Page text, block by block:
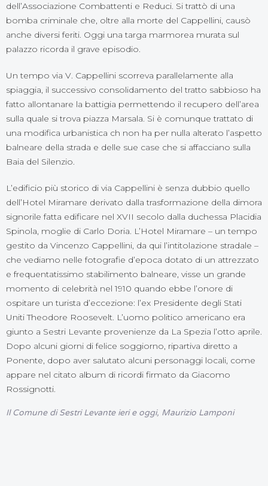
dell’Associazione Combattenti e Reduci. Si trattò di una
bomba criminale che, oltre alla morte del Cappellini, causò
anche diversi feriti. Oggi una targa marmorea murata sul
palazzo ricorda il grave episodio.
Un tempo via V. Cappellini scorreva parallelamente alla
spiaggia, il successivo consolidamento del tratto sabbioso ha
fatto allontanare la battigia permettendo il recupero dell’area
sulla quale si trova piazza Marsala. Si è comunque trattato di
una modifica urbanistica ch non ha per nulla alterato l’aspetto
balneare della strada e delle sue case che si affacciano sulla
Baia del Silenzio.
L’edificio più storico di via Cappellini è senza dubbio quello
dell’Hotel Miramare derivato dalla trasformazione della dimora
signorile fatta edificare nel XVII secolo dalla duchessa Placidia
Spinola, moglie di Carlo Doria. L’Hotel Miramare – un tempo
gestito da Vincenzo Cappellini, da qui l’intitolazione stradale –
che vediamo nelle fotografie d’epoca dotato di un attrezzato
e frequentatissimo stabilimento balneare, visse un grande
momento di celebrità nel 1910 quando ebbe l’onore di
ospitare un turista d’eccezione: l’ex Presidente degli Stati
Uniti Theodore Roosevelt. L’uomo politico americano era
giunto a Sestri Levante provenienze da La Spezia l’otto aprile.
Dopo alcuni giorni di felice soggiorno, ripartiva diretto a
Ponente, dopo aver salutato alcuni personaggi locali, come
appare nel citato album di ricordi firmato da Giacomo
Rossignotti.
Il Comune di Sestri Levante ieri e oggi, Maurizio Lamponi